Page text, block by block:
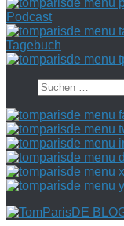
Podcast
Tagebuch
Suchen
nach: